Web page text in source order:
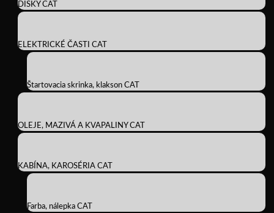
DISKY CAT
ELEKTRICKÉ ČASTI CAT
Štartovacia skrinka, klakson CAT
OLEJE, MAZIVÁ A KVAPALINY CAT
KABÍNA, KAROSÉRIA CAT
Farba, nálepka CAT